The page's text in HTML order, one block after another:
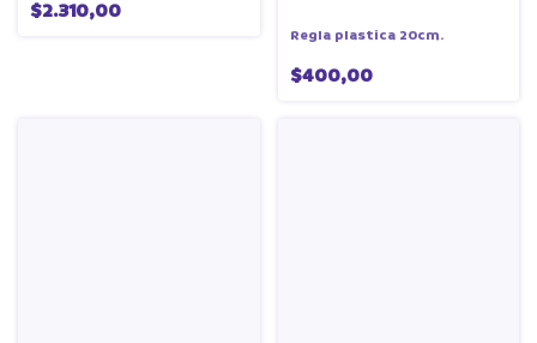
$2.310,00
Regla plastica 20cm.
$400,00